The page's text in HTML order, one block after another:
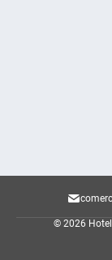
© 2026